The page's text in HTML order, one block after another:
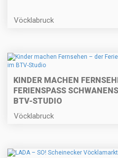
Vöcklabruck
KINDER MACHEN
FERIENSPASS
TV-STUDIO
Vöcklabruck